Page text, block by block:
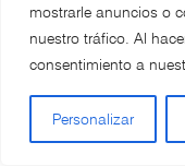
mostrarle anuncios o
nuestro tráfico. Al
consentimiento a
Personalizar
nuestro
Falsear su
autorizado